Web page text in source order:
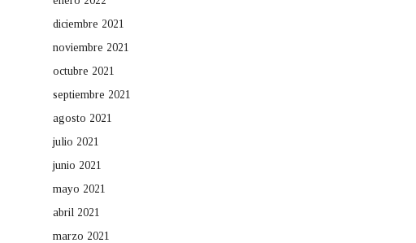
diciembre 2021
noviembre 2021
octubre 2021
septiembre 2021
agosto 2021
julio 2021
junio 2021
mayo 2021
abril 2021
marzo 2021